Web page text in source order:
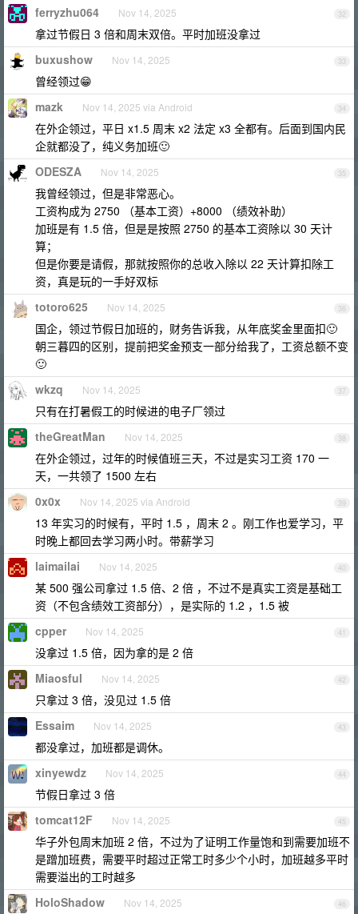
32
ferryzhu064 Nov 14, 2025
拿过节假日 3 倍和周末双倍。平时加班没拿过
33
buxushow Nov 14, 2025
曾经领过😁
34
mazk Nov 14, 2025 via Android
在外企领过，平日 x1.5 周末 x2 法定 x3 全都有。后面到国内民
企就都没了，纯义务加班🙂
35
ODESZA Nov 14, 2025
我曾经领过，但是非常恶心。
工资构成为 2750 （基本工资）+8000 （绩效补助）
加班是有 1.5 倍，但是是按照 2750 的基本工资除以 30 天计
算；
但是你要是请假，那就按照你的总收入除以 22 天计算扣除工
资，真是玩的一手好双标
36
totoro625 Nov 14, 2025
国企，领过节假日加班的，财务告诉我，从年底奖金里面扣🙂
朝三暮四的区别，提前把奖金预支一部分给我了，工资总额不变
🙂
37
wkzq Nov 14, 2025
只有在打暑假工的时候进的电子厂领过
38
theGreatMan Nov 14, 2025
在外企领过，过年的时候值班三天，不过是实习工资 170 一
天，一共领了 1500 左右
39
0x0x Nov 14, 2025 via Android
13 年实习的时候有，平时 1.5 ，周末 2 。刚工作也爱学习，平
时晚上都回去学习两小时。带薪学习
40
laimailai Nov 14, 2025
某 500 强公司拿过 1.5 倍、2 倍 ，不过不是真实工资是基础工
资（不包含绩效工资部分），是实际的 1.2 ，1.5 被
41
cpper Nov 14, 2025
没拿过 1.5 倍，因为拿的是 2 倍
42
Miaosful Nov 14, 2025
只拿过 3 倍，没见过 1.5 倍
43
Essaim Nov 14, 2025
都没拿过，加班都是调休。
44
xinyewdz Nov 14, 2025
节假日拿过 3 倍
45
tomcat12F Nov 14, 2025
华子外包周末加班 2 倍，不过为了证明工作量饱和到需要加班不
是蹭加班费，需要平时超过正常工时多少个小时，加班越多平时
需要溢出的工时越多
46
HoloShadow Nov 14, 2025